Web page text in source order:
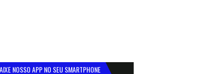
NOSSO APP NO SEU SMARTPHONE